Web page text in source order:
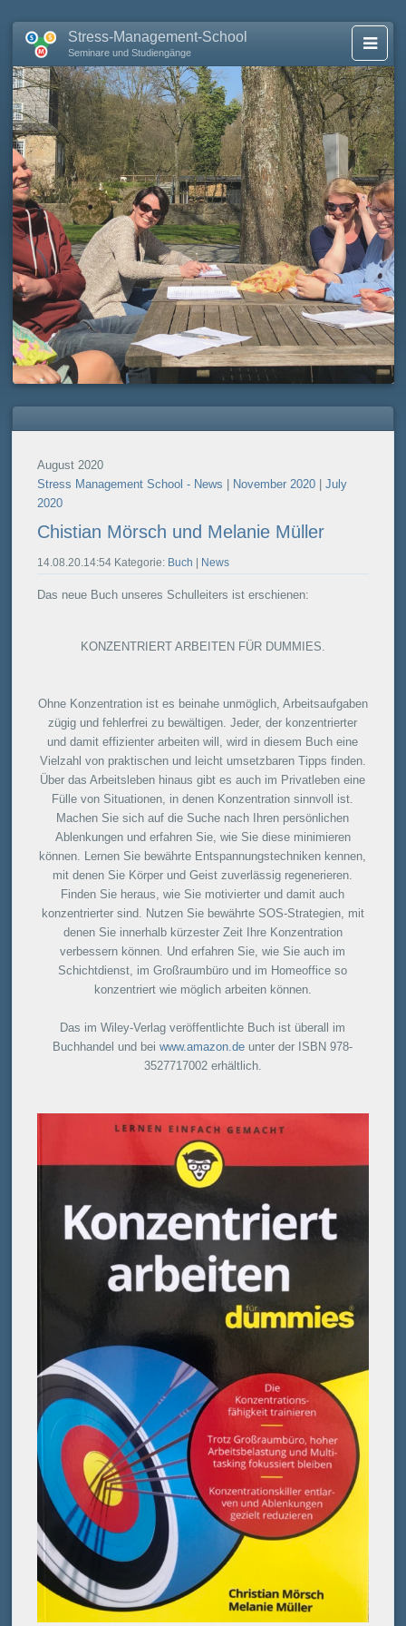
Stress-Management-School
Seminare und Studiengänge
August 2020
Stress Management School - News
November 2020 |July
2020
Chistian Mörsch und Melanie Müller
14.08.20.14:54 Kategorie: Buch News
Das neue Buch unseres Schulleiters ist erschienen:
KONZENTRIERT ARBEITEN FÜR DUMMIES.
Ohne Konzentration ist es beinahe unmöglich, Arbeitsaufgaben
zügig und fehlerfrei zu bewältigen. Jeder, der konzentrierter
und damit effizienter arbeiten will, wird in diesem Buch eine
Vielzahl von praktischen und leicht umsetzbaren Tipps finden.
Über das Arbeitsleben hinaus gibt es auch im Privatleben eine
Fülle von Situationen, in denen Konzentration sinnvoll ist.
Machen Sie sich auf die Suche nach Ihren persönlichen
Ablenkungen und erfahren Sie, wie Sie diese minimieren
können. Lernen Sie bewährte Entspannungstechniken kennen,
mit denen Sie Körper und Geist zuverlässig regenerieren.
Finden Sie heraus, wie Sie motivierter und damit auch
konzentrierter sind. Nutzen Sie bewährte SOS-Strategien, mit
denen Sie innerhalb kürzester Zeit Ihre Konzentration
verbessern können. Und erfahren Sie, wie Sie auch im
Schichtdienst, im Großraumbüro und im Homeoffice so
konzentriert wie möglich arbeiten können.
Das im Wiley-Verlag veröffentlichte Buch ist überall im
Buchhandel und beiwww.amazon.de unter der ISBN 978-
3527717002 erhältlich.